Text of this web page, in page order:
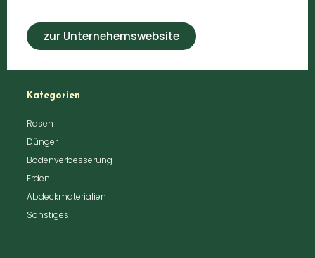
zur Unternehemswebsite
Kategorien
Rasen
Dünger
Bodenverbesserung
Erden
Abdeckmaterialien
Sonstiges